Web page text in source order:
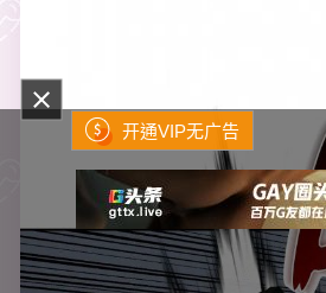
开通VIP无广告